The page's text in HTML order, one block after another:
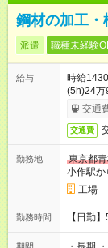
鋼材の加工・
派遣 職種未経験
給与
時給
(5h)24万
交通
交通費
勤務地
東京都
小作駅
工場
勤務時間 【日勤